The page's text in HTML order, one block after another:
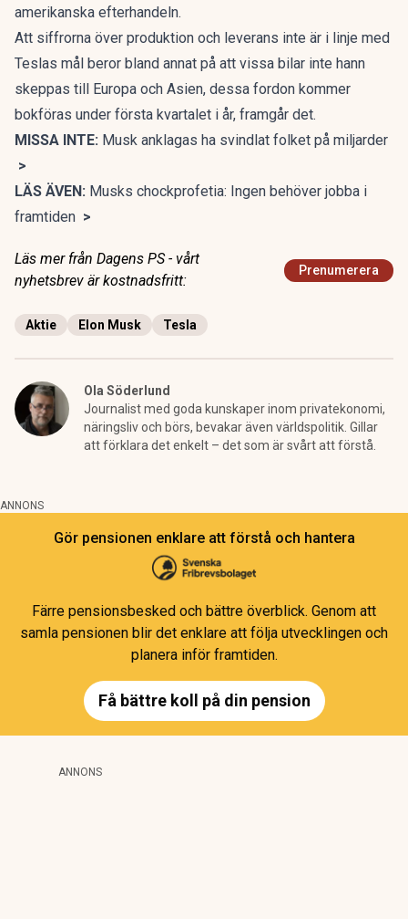
amerikanska efterhandeln.
Att siffrorna över produktion och leverans inte är i linje med
Teslas mål beror bland annat på att vissa bilar inte hann
skeppas till Europa och Asien, dessa fordon kommer
bokföras under första kvartalet i år, framgår det.
MISSA INTE: Musk anklagas ha svindlat folket på miljarder
>
LÄS ÄVEN: Musks chockprofetia: Ingen behöver jobba i
framtiden >
Läs mer från Dagens PS - vårt
nyhetsbrev är kostnadsfritt:
Prenumerera
Aktie Elon Musk Tesla
Ola Söderlund
Journalist med goda kunskaper inom privatekonomi,
näringsliv och börs, bevakar även världspolitik. Gillar
att förklara det enkelt – det som är svårt att förstå.
ANNONS
Gör pensionen enklare att förstå och hantera
Färre pensionsbesked och bättre överblick. Genom att
samla pensionen blir det enklare att följa utvecklingen och
planera inför framtiden.
Få bättre koll på din pension
ANNONS